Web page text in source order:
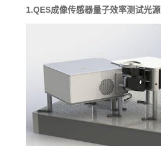
1.QES成像传感器量子效率测试光源